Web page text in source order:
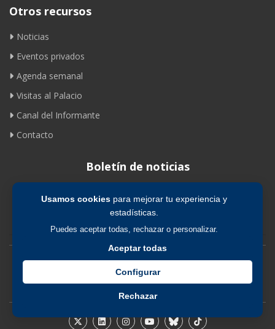
Usamos cookiespara mejorar tu experiencia y
estadísticas.
Puedes aceptar todas, rechazar o personalizar.
Aceptar todas
Configurar
Rechazar
Otros recursos
Noticias
Eventos privados
Agenda semanal
Visitas al Palacio
Canal del Informante
Contacto
Boletín de noticias
Suscribirse
Avíso legal | Política de privacidad | Política de cookies